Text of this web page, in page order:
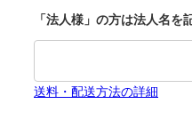
「法人様」の方は法人名
送料・配送方法の詳細